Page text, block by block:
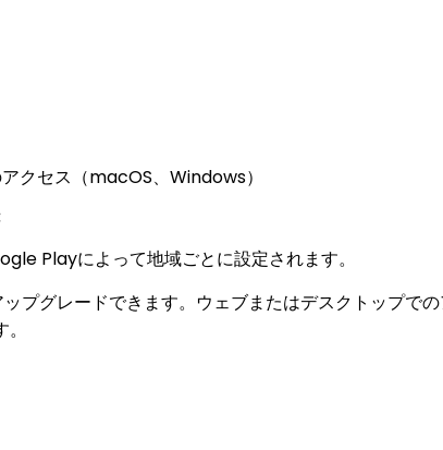
クセス（macOS、Windows）
Playによって地域ごとに設定されます。
プグレードできます。ウェブまたはデスクトップ